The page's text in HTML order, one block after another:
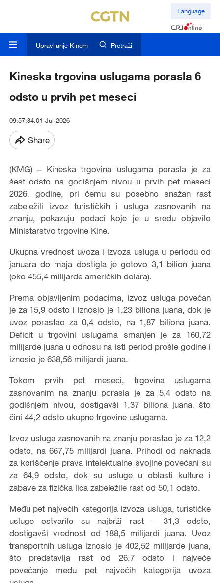
Language
Upravljanje Kinom Pretraži
Kineska trgovina uslugama porasla 6
odsto u prvih pet meseci
09:57:34,01-Jul-2026
Share
(KMG) – Kineska trgovina uslugama porasla je za
šest odsto na godišnjem nivou u prvih pet meseci
2026. godine, pri čemu su posebno snažan rast
zabeležili izvoz turističkih i usluga zasnovanih na
znanju, pokazuju podaci koje je u sredu objavilo
Ministarstvo trgovine Kine.
Ukupna vrednost uvoza i izvoza usluga u periodu od
januara do maja dostigla je gotovo 3,1 bilion juana
(oko 455,4 milijarde američkih dolara).
Prema objavljenim podacima, izvoz usluga povećan
je za 15,9 odsto i iznosio je 1,23 biliona juana, dok je
uvoz porastao za 0,4 odsto, na 1,87 biliona juana.
Deficit u trgovini uslugama smanjen je za 160,72
milijarde juana u odnosu na isti period prošle godine i
iznosio je 638,56 milijardi juana.
Tokom prvih pet meseci, trgovina uslugama
zasnovanim na znanju porasla je za 5,4 odsto na
godišnjem nivou, dostigavši 1,37 biliona juana, što
čini 44,2 odsto ukupne trgovine uslugama.
Izvoz usluga zasnovanih na znanju porastao je za 12,2
odsto, na 667,75 milijardi juana. Prihodi od naknada
za korišćenje prava intelektualne svojine povećani su
za 64,9 odsto, dok su usluge u oblasti kulture i
zabave za fizička lica zabeležile rast od 50,1 odsto.
Među pet najvećih kategorija izvoza usluga, turističke
usluge ostvarile su najbrži rast – 31,3 odsto,
dostigavši vrednost od 188,5 milijardi juana. Uvoz
transportnih usluga iznosio je 402,52 milijarde juana,
što predstavlja rast od 26,7 odsto i najveće
povećanje među pet najvećih kategorija uvoza